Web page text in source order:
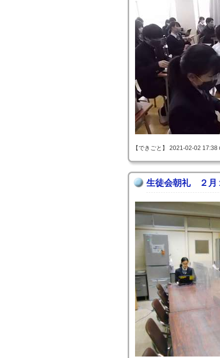
【できごと】 2021-02-02
生徒会朝礼 ２月